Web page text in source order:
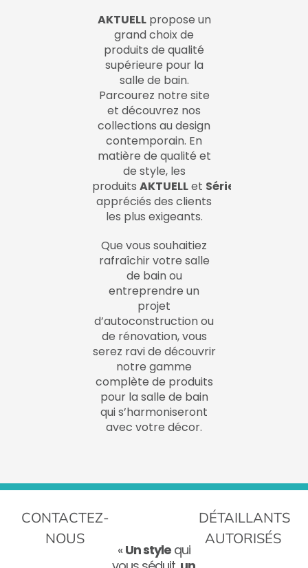
AKTUELLpropose un
grand choix de
produits de qualité
supérieure pour la
salle de bain.
Parcourez notre site
et découvrez nos
collections au design
contemporain. En
matière de qualité et
de style, les
produitsAKTUELLet SériePRO
appréciés des clients
les plus exigeants.
Que vous souhaitiez
rafraîchir votre salle
de bain ou
entreprendre un
projet
d’autoconstruction ou
de rénovation, vous
serez ravi de découvrir
notre gamme
complète de produits
pour la salle de bain
qui s’harmoniseront
avec votre décor.
CONTACTEZ-
NOUS
« Un stylequi
DÉTAILLANTS
AUTORISÉS